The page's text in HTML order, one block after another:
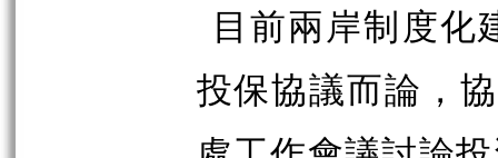
目前兩岸制度化
投保協議而論，